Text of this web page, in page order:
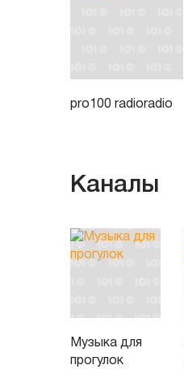
pro100 radioradio
Каналы
Музыка для
прогулок